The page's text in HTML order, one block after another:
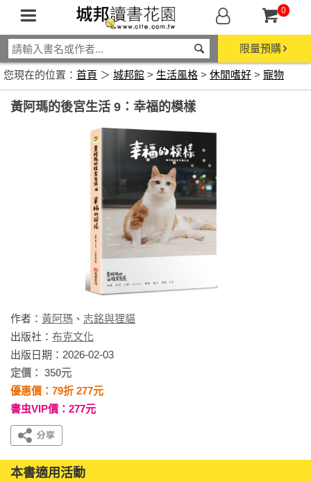
0
限量預購
您現在的位置： 首頁 ＞ 城邦館 > 生活風格 > 休閒嗜好 > 寵物
黃阿瑪的後宮生活 9：幸福的模樣
作者： 黃阿瑪 、 志銘與狸貓
出版社： 布克文化
出版日期：2026-02-03
定價： 350元
優惠價：79折 277元
書虫VIP價：277元
本書適用活動